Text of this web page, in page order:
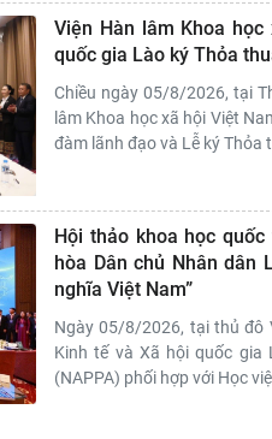
Viện Hàn lâm Khoa
quốc gia Lào ký Thỏa
Chiều ngày 05/8/2026, tại
lâm Khoa học xã hội Việt
đàm lãnh đạo và Lễ ký
Hội thảo khoa học
hòa Dân chủ Nhân dân
nghĩa Việt Nam”
Ngày 05/8/2026, tại thủ đô
Kinh tế và Xã hội quốc gia
(NAPPA) phối hợp với Học